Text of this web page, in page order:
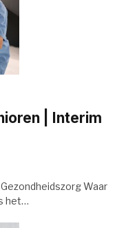
| Interim
Waar
het…